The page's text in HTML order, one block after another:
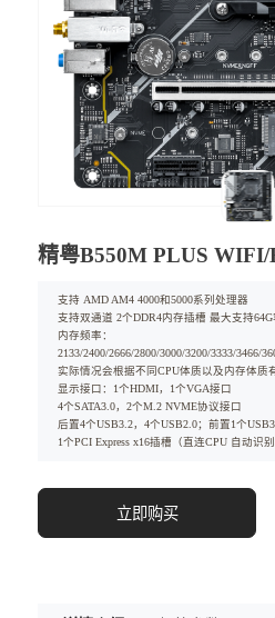
精粤B550M PLUS WIFI/
支持 AMD AM4 4000和5000系列处理器
支持双通道 2个DDR4内存插槽 最大支持64G
内存频率：
2133/2400/2666/2800/3000/3200/3333/3466/
实际情况会根据不同CPU体质以及内存体质
显示接口：1个HDMI，1个VGA接口
4个SATA3.0，2个M.2 NVME协议接口
后置4个USB3.2，4个USB2.0；前置1个
1个PCI Express x16插槽（直连CPU 自动识别
立即购买